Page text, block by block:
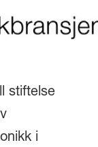
stiftelse
i